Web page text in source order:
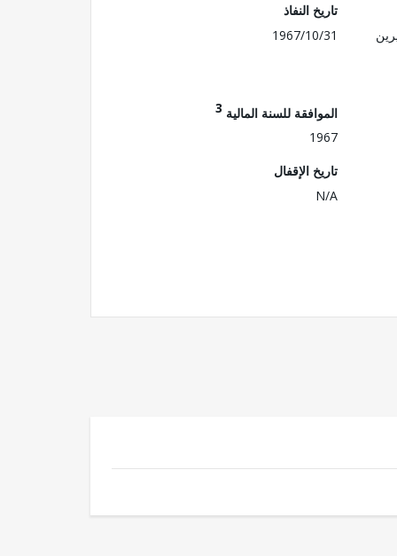
تاريخ النفاذ
1967/10/31
الموافقة للسنة المالية 3
1967
تاريخ الإقفال
N/A